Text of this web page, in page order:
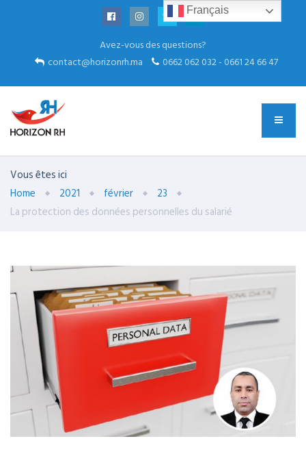
Avez-vous des questions?
contact@horizonrh.ma
0662 062 032 - 0661 24 66 47
Vous êtes ici
Home
2021 février
23
La protection des données personnelles du salarié
Français